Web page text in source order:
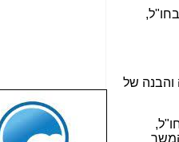
והבנה של
שבוע טוב לכל
הגולשים באשר